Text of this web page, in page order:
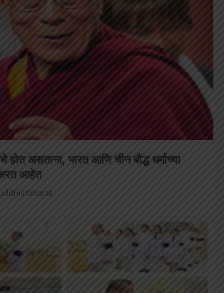
होत असताना, भारत आणि चीन बौद्ध धर्माच्या
करत आहेत